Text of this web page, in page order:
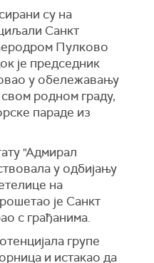
су на
Санкт
Пулково
је председник
у обележавању
родном граду,
параде из
"Адмирал
у одбијању
на
је Санкт
с грађанима.
групе
и истакао да